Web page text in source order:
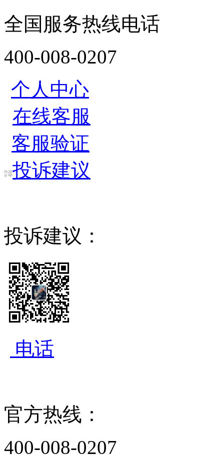
全国服务热线电话
400-008-0207
个人中心
在线客服
客服验证
投诉建议
投诉建议：
电话
官方热线：
400-008-0207